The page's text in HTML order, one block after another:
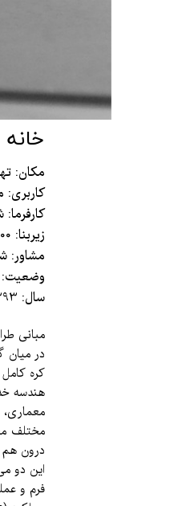
خانه
​مکان:
زیربنا: 7000 متر مربع
مشاور:
وضعیت:
​​​​​​​سال: 1393
مبانی
در میان
کره
هندسه
معماری،
مختلف
درون هم
این دو
فرم و